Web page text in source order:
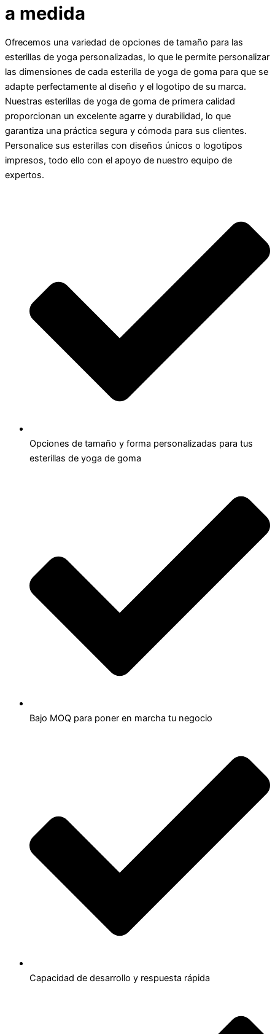
a medida
Ofrecemos una variedad de opciones de tamaño para las
esterillas de yoga personalizadas, lo que le permite personalizar
las dimensiones de cada esterilla de yoga de goma para que se
adapte perfectamente al diseño y el logotipo de su marca.
Nuestras esterillas de yoga de goma de primera calidad
proporcionan un excelente agarre y durabilidad, lo que
garantiza una práctica segura y cómoda para sus clientes.
Personalice sus esterillas con diseños únicos o logotipos
impresos, todo ello con el apoyo de nuestro equipo de
expertos.
Opciones de tamaño y forma personalizadas para tus
esterillas de yoga de goma
Bajo MOQ para poner en marcha tu negocio
Capacidad de desarrollo y respuesta rápida